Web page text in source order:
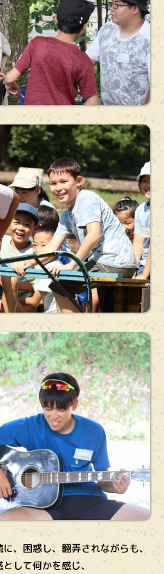
、困惑し、翻弄されながらも、
して何かを感じ、